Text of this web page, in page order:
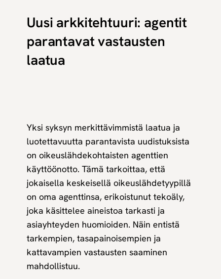
Uusi arkkitehtuuri: agentit
parantavat vastausten
laatua
Yksi syksyn merkittävimmistä laatua ja
luotettavuutta parantavista uudistuksista
on oikeuslähdekohtaisten agenttien
käyttöönotto. Tämä tarkoittaa, että
jokaisella keskeisellä oikeuslähdetyypillä
on oma agenttinsa, erikoistunut tekoäly,
joka käsittelee aineistoa tarkasti ja
asiayhteyden huomioiden. Näin entistä
tarkempien, tasapainoisempien ja
kattavampien vastausten saaminen
mahdollistuu.